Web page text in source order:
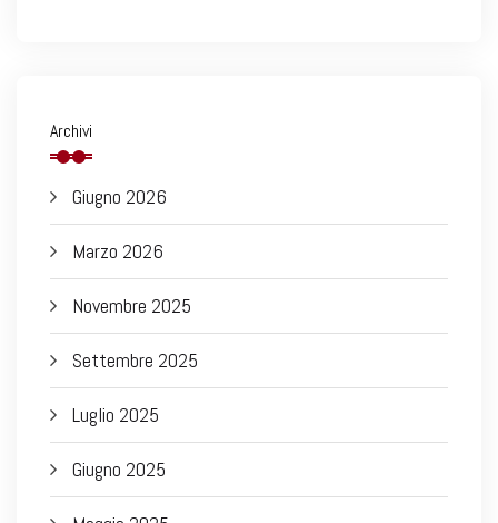
Archivi
Giugno 2026
Marzo 2026
Novembre 2025
Settembre 2025
Luglio 2025
Giugno 2025